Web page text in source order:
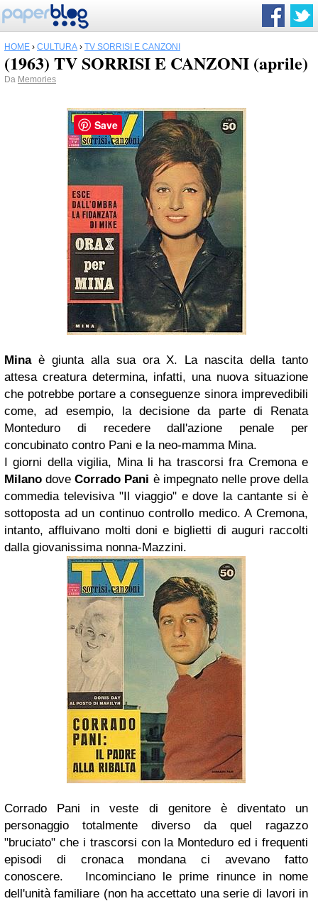
HOME › CULTURA › TV SORRISI E CANZONI
(1963) TV SORRISI E CANZONI (aprile)
Da Memories
Minaè giunta alla sua ora X. La nascita della tanto
attesa creatura determina, infatti, una nuova situazione
che potrebbe portare a conseguenze sinora imprevedibili
come, ad esempio, la decisione da parte di Renata
Monteduro di recedere dall'azione penale per
concubinato contro Pani e la neo-mamma Mina.
I giorni della vigilia, Mina li ha trascorsi fra Cremona e
Milano doveCorrado Pani è impegnato nelle prove della
commedia televisiva "Il viaggio" e dove la cantante si è
sottoposta ad un continuo controllo medico. A Cremona,
intanto, affluivano molti doni e biglietti di auguri raccolti
dalla giovanissima nonna-Mazzini.
Corrado Pani in veste di genitore è diventato un
personaggio totalmente diverso da quel ragazzo
"bruciato" che i trascorsi con la Monteduro ed i frequenti
episodi di cronaca mondana ci avevano fatto
conoscere. Incominciano le prime rinunce in nome
dell'unità familiare (non ha accettato una serie di lavori in
Save